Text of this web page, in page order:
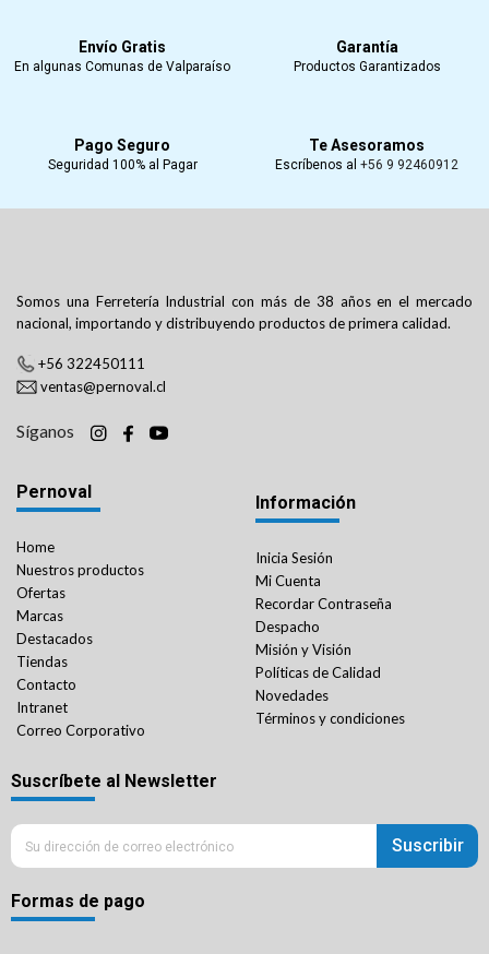
Envío Gratis
En algunas Comunas de Valparaíso
Garantía
Productos Garantizados
Pago Seguro
Seguridad 100% al Pagar
Te Asesoramos
Escríbenos al +56 9 92460912
Somos una Ferretería Industrial con más de 38 años en el mercado
nacional, importando y distribuyendo productos de primera calidad.
+56 322450111
ventas@pernoval.cl
Síganos
Pernoval
Home
Nuestros productos
Ofertas
Marcas
Destacados
Tiendas
Contacto
Intranet
Correo Corporativo
Información
Inicia Sesión
Mi Cuenta
Recordar Contraseña
Despacho
Misión y Visión
Políticas de Calidad
Novedades
Términos y condiciones
Suscríbete al Newsletter
Suscribir
Formas de pago